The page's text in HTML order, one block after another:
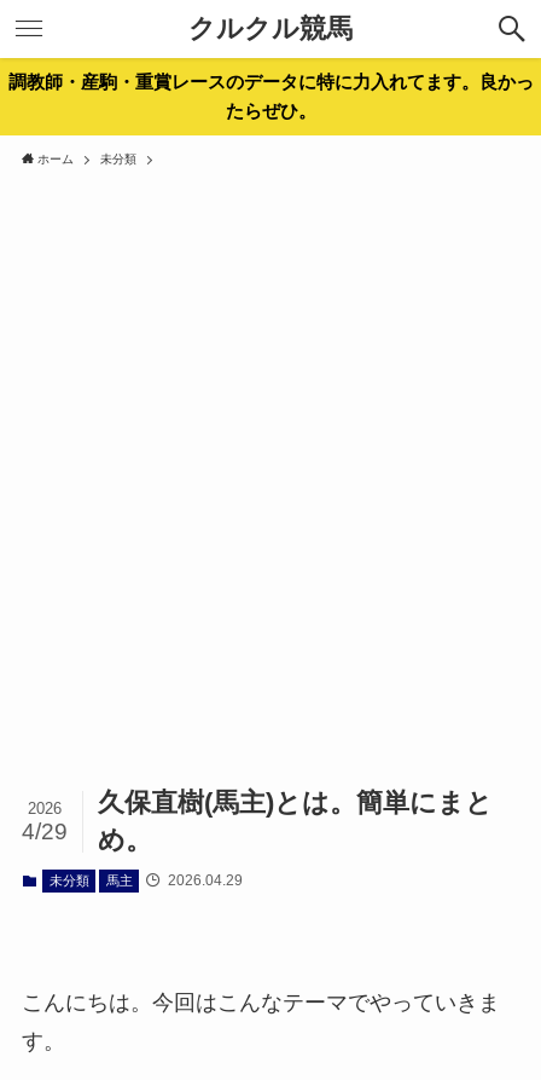
クルクル競馬
調教師・産駒・重賞レースのデータに特に力入れてます。良かっ
たらぜひ。
ホーム 未分類
久保直樹(馬主)とは。簡単にまと
め。
2026
4/29
未分類 馬主 2026.04.29
こんにちは。今回はこんなテーマでやっていきま
す。